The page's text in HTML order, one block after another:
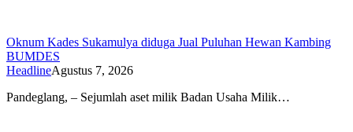
Oknum Kades Sukamulya diduga Jual Puluhan Hewan Kambing
BUMDES
HeadlineAgustus 7, 2026
Pandeglang, – Sejumlah aset milik Badan Usaha Milik…